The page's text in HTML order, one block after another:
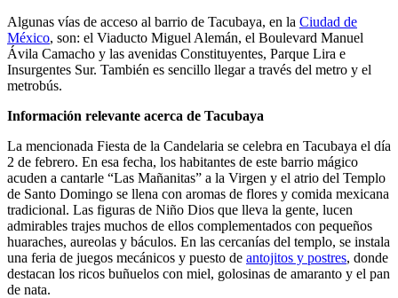
Algunas vías de acceso al barrio de Tacubaya, en la Ciudad de
México, son: el Viaducto Miguel Alemán, el Boulevard Manuel
Ávila Camacho y las avenidas Constituyentes, Parque Lira e
Insurgentes Sur. También es sencillo llegar a través del metro y el
metrobús.
Información relevante acerca de Tacubaya
La mencionada Fiesta de la Candelaria se celebra en Tacubaya el día
2 de febrero. En esa fecha, los habitantes de este barrio mágico
acuden a cantarle “Las Mañanitas” a la Virgen y el atrio del Templo
de Santo Domingo se llena con aromas de flores y comida mexicana
tradicional. Las figuras de Niño Dios que lleva la gente, lucen
admirables trajes muchos de ellos complementados con pequeños
huaraches, aureolas y báculos. En las cercanías del templo, se instala
una feria de juegos mecánicos y puesto de antojitos y postres, donde
destacan los ricos buñuelos con miel, golosinas de amaranto y el pan
de nata.